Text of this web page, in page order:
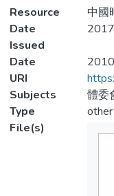
Resource
中國
Date
Issued
Date
URI
Subjects
體委
Type
other
File(s)